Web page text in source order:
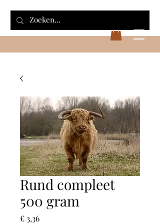
Rund compleet
500 gram
€ 3,36Prijs